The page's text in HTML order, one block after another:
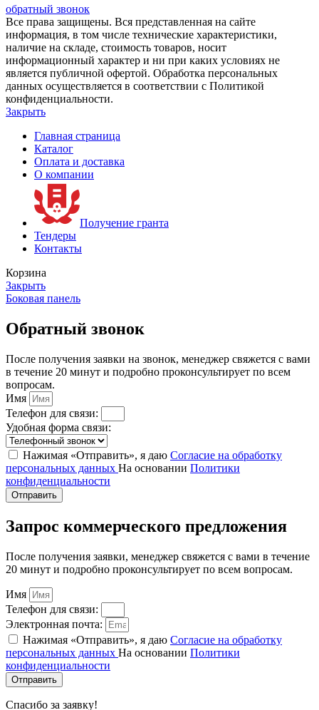
обратный звонок
Все права защищены. Вся представленная на сайте
информация, в том числе технические характеристики,
наличие на складе, стоимость товаров, носит
информационный характер и ни при каких условиях не
является публичной офертой. Обработка персональных
данных осуществляется в соответствии с Политикой
конфиденциальности.
Закрыть
Главная страница
Каталог
Оплата и доставка
О компании
Получение гранта
Тендеры
Контакты
Корзина
Закрыть
Боковая панель
Обратный звонок
После получения заявки на звонок, менеджер свяжется с вами
в течение 20 минут и подробно проконсультирует по всем
вопросам.
Имя
Телефон для связи:
Удобная форма связи:
Нажимая «Отправить», я даю Согласие на обработку
персональных данных На основании Политики
конфиденциальности
Отправить
Запрос коммерческого предложения
После получения заявки, менеджер свяжется с вами в течение
20 минут и подробно проконсультирует по всем вопросам.
Имя
Телефон для связи:
Электронная почта:
Нажимая «Отправить», я даю Согласие на обработку
персональных данных На основании Политики
конфиденциальности
Отправить
Спасибо за заявку!